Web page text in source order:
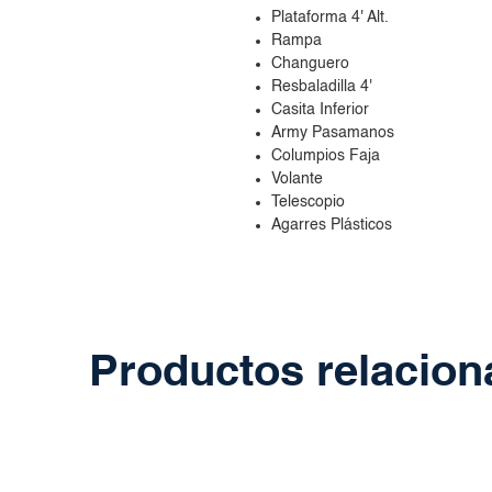
Plataforma 4' Alt.
Rampa
Changuero
Resbaladilla 4'
Casita Inferior
Army Pasamanos
Columpios Faja
Volante
Telescopio
Agarres Plásticos
Productos